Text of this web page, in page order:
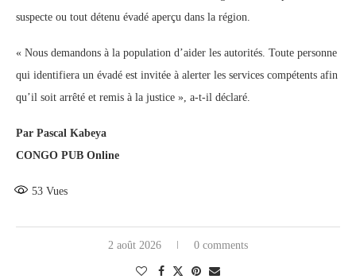
suspecte ou tout détenu évadé aperçu dans la région.
« Nous demandons à la population d’aider les autorités. Toute personne
qui identifiera un évadé est invitée à alerter les services compétents afin
qu’il soit arrêté et remis à la justice », a-t-il déclaré.
Par Pascal Kabeya
CONGO PUB Online
53 Vues
2 août 2026 0 comments